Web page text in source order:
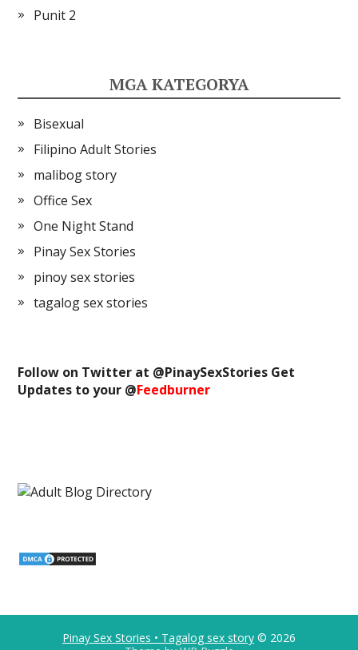
Punit 2
MGA KATEGORYA
Bisexual
Filipino Adult Stories
malibog story
Office Sex
One Night Stand
Pinay Sex Stories
pinoy sex stories
tagalog sex stories
Follow on Twitter at @PinaySexStories Get
Updates to your @Feedburner
Pinay Sex Stories • Tagalog sex story © 2026